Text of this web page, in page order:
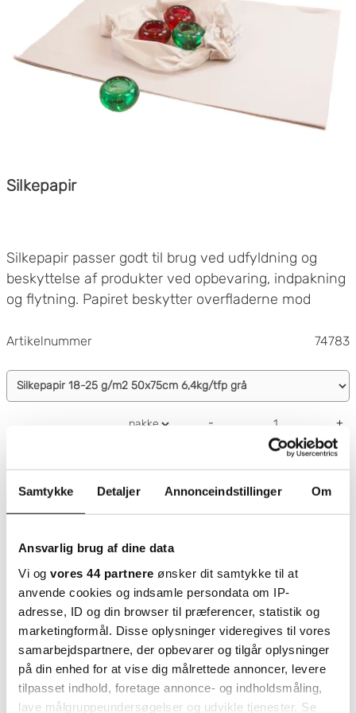
Samtykke Detaljer Annonceindstillinger Om
Ansvarlig brug af dine data
Vi og vores 44 partnere ønsker dit samtykke til at
anvende cookies og indsamle persondata om IP-
adresse, ID og din browser til præferencer, statistik og
marketingformål. Disse oplysninger videregives til vores
samarbejdspartnere, der opbevarer og tilgår oplysninger
på din enhed for at vise dig målrettede annoncer, levere
tilpasset indhold, foretage annonce- og indholdsmåling,
lave målgruppeundersøgelser og udvikle tjenester. Se
Silkepapir
Silkepapir passer godt til brug ved udfyldning og
beskyttelse af produkter ved opbevaring, indpakning
og flytning. Papiret beskytter overfladerne mod
og følsomt gods. Silkepapir fungerer fremragende
af pakker og blomster. Hvis du ønsker at købe
silkepapir, er vores silkepapir et rigtig godt og
bæredrygtig valg. Det er et tyndt, blødt papir,
fremstillet af MG-sulfitpapir med slip in-blanding.
nedbrydeligt.
Blødt og tyndt
100 % genanvendeligt
er godkendt til fødevarer.
Artikelnummer 74783
- +
fra 205.64 kr/pakke
Læg i indkøbskurv